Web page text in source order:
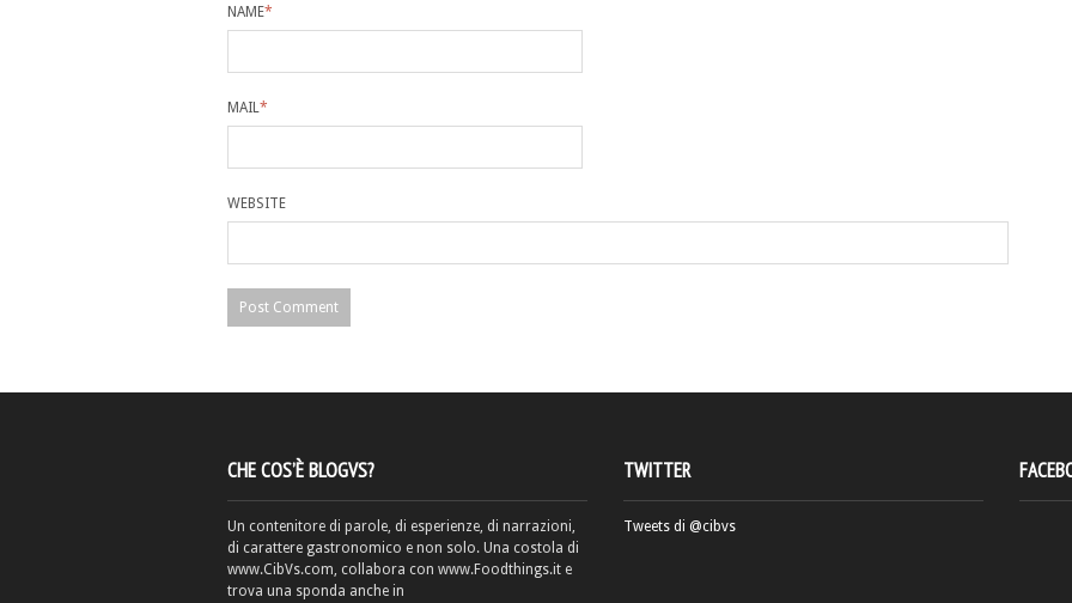
NAME*
MAIL*
WEBSITE
CHE COS’È BLOGVS?
Un contenitore di parole, di esperienze, di narrazioni,
di carattere gastronomico e non solo. Una costola di
www.CibVs.com, collabora con www.Foodthings.it e
trova una sponda anche in
TWITTER
Tweets di @cibvs